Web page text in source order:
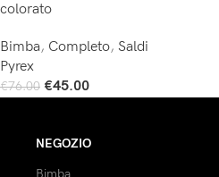
colorato
Bimba, Completo, Saldi
Pyrex
€76.00 €45.00
NEGOZIO
Bimba